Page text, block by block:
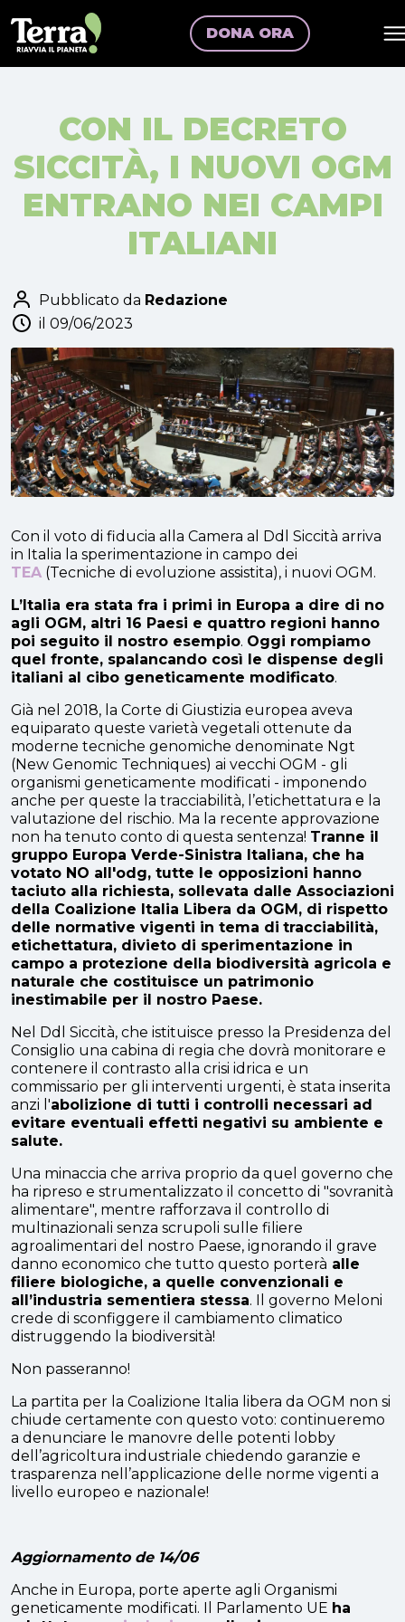
DONA ORA
CON IL DECRETO
SICCITÀ, I NUOVI OGM
ENTRANO NEI CAMPI
ITALIANI
Pubblicato da Redazione
il 09/06/2023
Con il voto di fiducia alla Camera al Ddl Siccità arriva
in Italia la sperimentazione in campo dei
TEA (Tecniche di evoluzione assistita), i nuovi OGM.
L’Italia era stata fra i primi in Europa a dire di no
agli OGM, altri 16 Paesi e quattro regioni hanno
poi seguito il nostro esempio. Oggi rompiamo
quel fronte, spalancando così le dispense degli
italiani al cibo geneticamente modificato.
Già nel 2018, la Corte di Giustizia europea aveva
equiparato queste varietà vegetali ottenute da
moderne tecniche genomiche denominate Ngt
(New Genomic Techniques) ai vecchi OGM - gli
organismi geneticamente modificati - imponendo
anche per queste la tracciabilità, l’etichettatura e la
valutazione del rischio. Ma la recente approvazione
non ha tenuto conto di questa sentenza! Tranne il
gruppo Europa Verde-Sinistra Italiana, che ha
votato NO all'odg, tutte le opposizioni hanno
taciuto alla richiesta, sollevata dalle Associazioni
della Coalizione Italia Libera da OGM, di rispetto
delle normative vigenti in tema di tracciabilità,
etichettatura, divieto di sperimentazione in
campo a protezione della biodiversità agricola e
naturale che costituisce un patrimonio
inestimabile per il nostro Paese.
Nel Ddl Siccità, che istituisce presso la Presidenza del
Consiglio una cabina di regia che dovrà monitorare e
contenere il contrasto alla crisi idrica e un
commissario per gli interventi urgenti, è stata inserita
anzi l'abolizione di tutti i controlli necessari ad
evitare eventuali effetti negativi su ambiente e
salute.
Una minaccia che arriva proprio da quel governo che
ha ripreso e strumentalizzato il concetto di "sovranità
alimentare", mentre rafforzava il controllo di
multinazionali senza scrupoli sulle filiere
agroalimentari del nostro Paese, ignorando il grave
danno economico che tutto questo porterà alle
filiere biologiche, a quelle convenzionali e
all’industria sementiera stessa. Il governo Meloni
crede di sconfiggere il cambiamento climatico
distruggendo la biodiversità!
Non passeranno!
La partita per la Coalizione Italia libera da OGM non si
chiude certamente con questo voto: continueremo
a denunciare le manovre delle potenti lobby
dell’agricoltura industriale chiedendo garanzie e
trasparenza nell’applicazione delle norme vigenti a
livello europeo e nazionale!
Aggiornamento de 14/06
Anche in Europa, porte aperte agli Organismi
geneticamente modificati. Il Parlamento UE ha